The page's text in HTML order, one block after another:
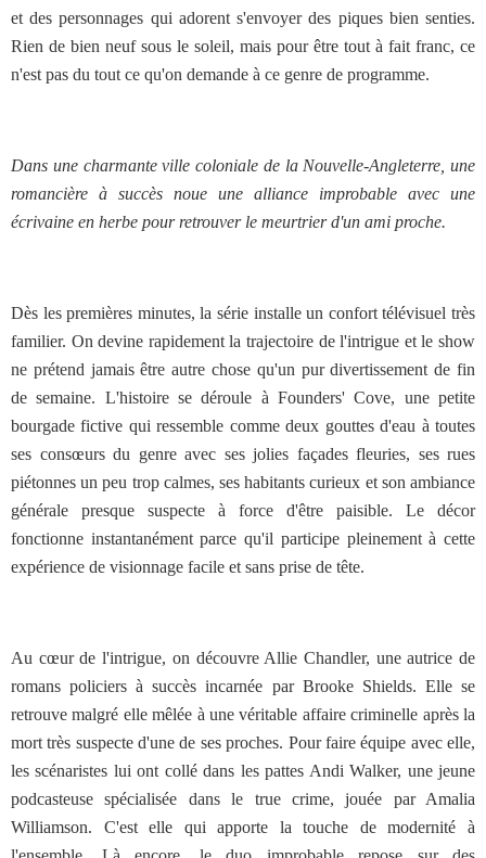
et des personnages qui adorent s'envoyer des piques bien senties.
Rien de bien neuf sous le soleil, mais pour être tout à fait franc, ce
n'est pas du tout ce qu'on demande à ce genre de programme.
Dans une charmante ville coloniale de la Nouvelle-Angleterre, une
romancière à succès noue une alliance improbable avec une
écrivaine en herbe pour retrouver le meurtrier d'un ami proche.
Dès les premières minutes, la série installe un confort télévisuel très
familier. On devine rapidement la trajectoire de l'intrigue et le show
ne prétend jamais être autre chose qu'un pur divertissement de fin
de semaine. L'histoire se déroule à Founders' Cove, une petite
bourgade fictive qui ressemble comme deux gouttes d'eau à toutes
ses consœurs du genre avec ses jolies façades fleuries, ses rues
piétonnes un peu trop calmes, ses habitants curieux et son ambiance
générale presque suspecte à force d'être paisible. Le décor
fonctionne instantanément parce qu'il participe pleinement à cette
expérience de visionnage facile et sans prise de tête.
Au cœur de l'intrigue, on découvre Allie Chandler, une autrice de
romans policiers à succès incarnée par Brooke Shields. Elle se
retrouve malgré elle mêlée à une véritable affaire criminelle après la
mort très suspecte d'une de ses proches. Pour faire équipe avec elle,
les scénaristes lui ont collé dans les pattes Andi Walker, une jeune
podcasteuse spécialisée dans le true crime, jouée par Amalia
Williamson. C'est elle qui apporte la touche de modernité à